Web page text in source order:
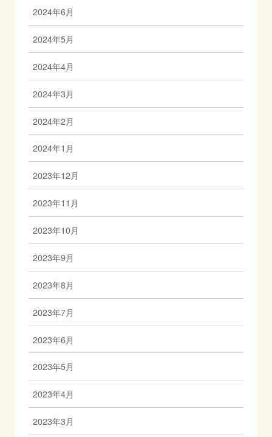
2024年6月
2024年5月
2024年4月
2024年3月
2024年2月
2024年1月
2023年12月
2023年11月
2023年10月
2023年9月
2023年8月
2023年7月
2023年6月
2023年5月
2023年4月
2023年3月